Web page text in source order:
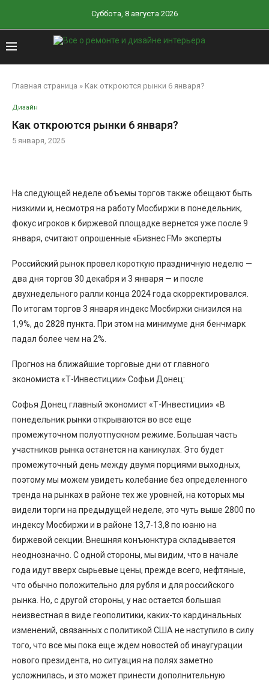
Суббота, 8 августа 2026
Главная страница » Как откроются рынки 6 января?
Дизайн
Как откроются рынки 6 января?
5 января, 2025
На следующей неделе объемы торгов также обещают быть
низкими и, несмотря на работу Мосбиржи в понедельник,
фокус игроков к биржевой площадке вернется уже после 9
января, считают опрошенные «Бизнес FM» эксперты
Российский рынок провел короткую праздничную неделю —
два дня торгов 30 декабря и 3 января — и после
двухнедельного ралли конца 2024 года скорректировался.
По итогам торгов 3 января индекс Мосбиржи снизился на
1,9%, до 2828 пункта. При этом на минимуме дня бенчмарк
падал более чем на 2%.
Прогноз на ближайшие торговые дни от главного
экономиста «Т-Инвестиции» Софьи Донец:
Софья Донец главный экономист «Т-Инвестиции» «В
понедельник рынки открываются во все еще
промежуточном полуотпускном режиме. Большая часть
участников рынка останется на каникулах. Это будет
промежуточный день между двумя порциями выходных,
поэтому мы можем увидеть колебание без определенного
тренда на рынках в районе тех же уровней, на которых мы
видели торги на предыдущей неделе, это чуть выше 2800 по
индексу Мосбиржи и в районе 13,7-13,8 по юаню на
биржевой секции. Внешняя конъюнктура складывается
неоднозначно. С одной стороны, мы видим, что в начале
года идут вверх сырьевые цены, прежде всего, нефтяные,
что обычно положительно для рубля и для российского
рынка. Но, с другой стороны, у нас остается большая
неизвестная в виде геополитики, каких-то кардинальных
изменений, связанных с политикой США не наступило в силу
того, что все мы пока еще ждем новостей об инаугурации
нового президента, но ситуация на полях заметно
усложнилась, и это может принести дополнительную